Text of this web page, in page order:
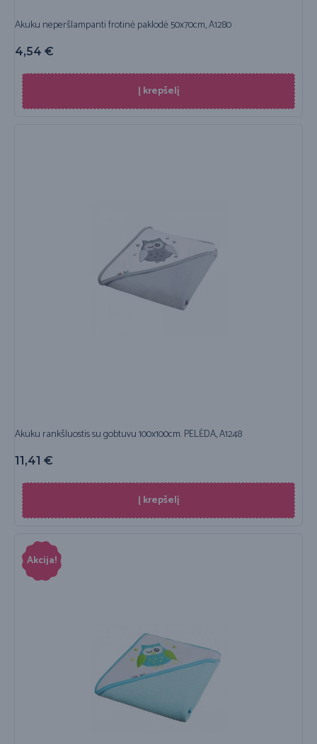
Akuku neperšlampanti frotinė paklodė 50x70cm, A1280
4,54 €
Į krepšelį
Akuku rankšluostis su gobtuvu 100x100cm. PELĖDA, A1248
11,41 €
Į krepšelį
Akcija!